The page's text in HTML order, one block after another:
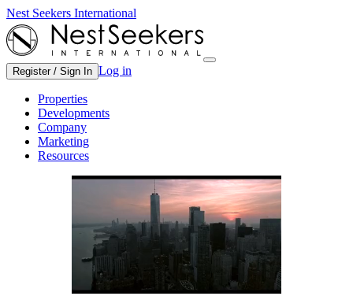
Nest Seekers International
Register / Sign In Log in
Properties
Developments
Company
Marketing
Resources